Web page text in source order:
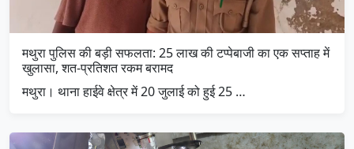
मथुरा पुलिस की बड़ी सफलता: 25 लाख की टप्पेबाजी का एक सप्ताह में
खुलासा, शत-प्रतिशत रकम बरामद
मथुरा। थाना हाईवे क्षेत्र में 20 जुलाई को हुई 25 …